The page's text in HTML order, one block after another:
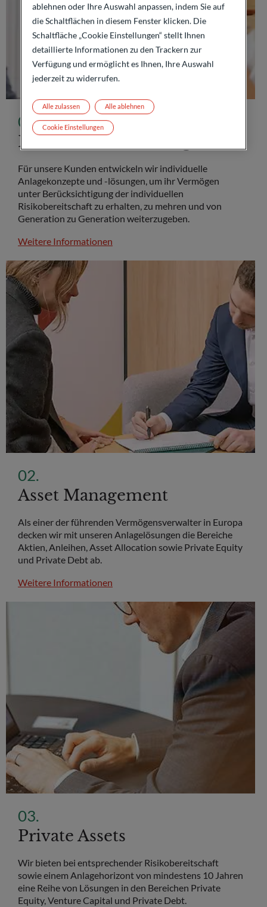
Private Wealth Management
Für unsere Kunden entwickeln wir individuelle
Anlagekonzepte und -lösungen, um ihr Vermögen
unter Berücksichtigung der individuellen
Risikobereitschaft zu erhalten, zu mehren und von
Generation zu Generation weiterzugeben.
Weitere Informationen
Asset Management
Als einer der führenden Vermögensverwalter in Europa
decken wir mit unseren Anlagelösungen die Bereiche
Aktien, Anleihen, Asset Allocation sowie Private Equity
und Private Debt ab.
Weitere Informationen
Private Assets
Wir bieten bei entsprechender Risikobereitschaft
sowie einem Anlagehorizont von mindestens 10 Jahren
eine Reihe von Lösungen in den Bereichen Private
Equity, Venture Capital und Private Debt.
ablehnen oder Ihre Auswahl anpassen, indem Sie auf
die Schaltflächen in diesem Fenster klicken. Die
Schaltfläche „Cookie Einstellungen“ stellt Ihnen
detaillierte Informationen zu den Trackern zur
Verfügung und ermöglicht es Ihnen, Ihre Auswahl
jederzeit zu widerrufen.
Alle ablehnen
Alle zulassen
Cookie Einstellungen